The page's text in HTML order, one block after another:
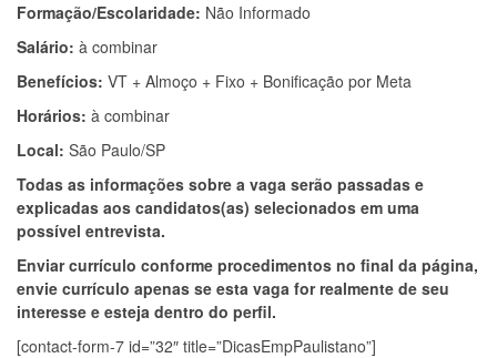
Formação/Escolaridade: Não Informado
Salário: à combinar
Benefícios: VT + Almoço + Fixo + Bonificação por Meta
Horários: à combinar
Local: São Paulo/SP
Todas as informações sobre a vaga serão passadas e
explicadas aos candidatos(as) selecionados em uma
possível entrevista.
Enviar currículo conforme procedimentos no final da página,
envie currículo apenas se esta vaga for realmente de seu
interesse e esteja dentro do perfil.
[contact-form-7 id=”32″ title=”DicasEmpPaulistano”]